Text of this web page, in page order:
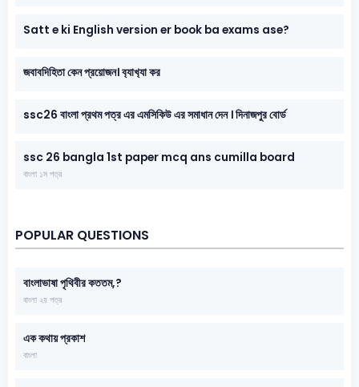
Satt e ki English version er book ba exams ase?
জবাবদিহিতা কেন প্রয়োজন। ব‍্যাখ‍্যা কর
ssc26 বাংলা প্রথম পত্র এর এমসিকিউ এর সমাধান দেন । দিনাজপুর বোর্ড
ssc 26 bangla 1st paper mcq ans cumilla board
বাংলা ১ম পত্র
POPULAR QUESTIONS
বাংলাভাষা পৃথিবীর কততম,?
বাংলা ২য় পত্র
এক কথায় প্রকাশ
বাংলা